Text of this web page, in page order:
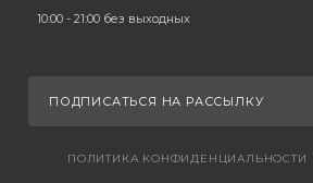
10:00 - 21:00 без выходных
ПОДПИСАТЬСЯ НА РАССЫЛКУ
ПОЛИТИКА КОНФИДЕНЦИАЛЬНОСТИ